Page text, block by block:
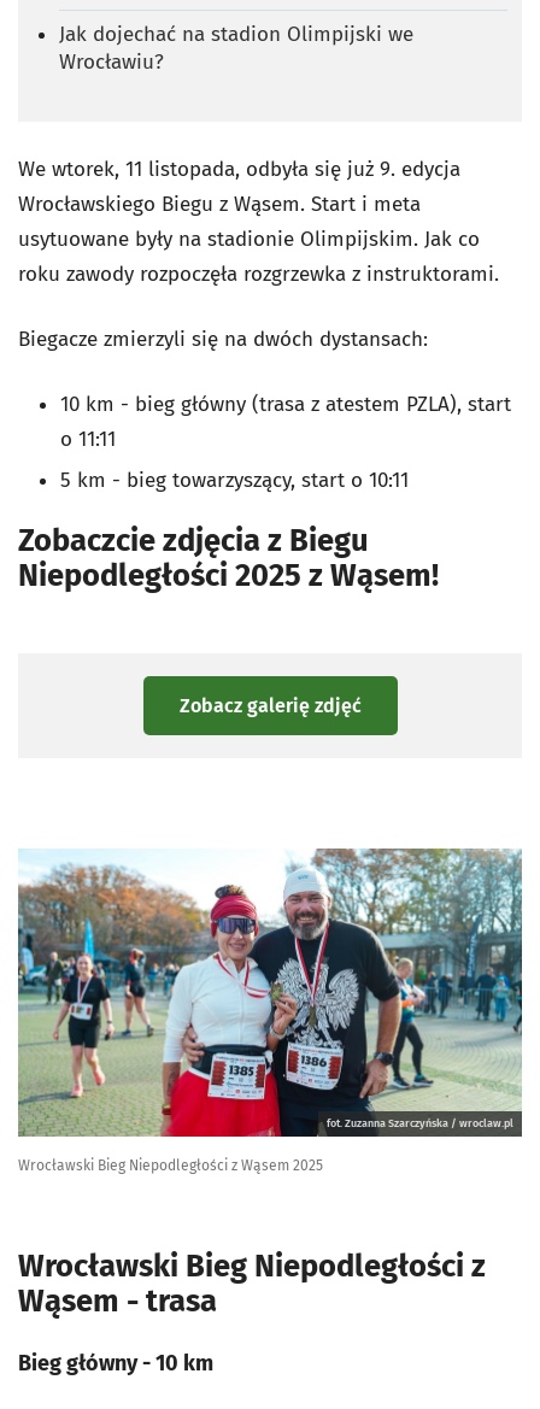
Jak dojechać na stadion Olimpijski we
Wrocławiu?
We wtorek, 11 listopada, odbyła się już 9. edycja
Wrocławskiego Biegu z Wąsem. Start i meta
usytuowane były na stadionie Olimpijskim. Jak co
roku zawody rozpoczęła rozgrzewka z instruktorami.
Biegacze zmierzyli się na dwóch dystansach:
10 km - bieg główny (trasa z atestem PZLA), start
o 11:11
5 km - bieg towarzyszący, start o 10:11
Zobaczcie zdjęcia z Biegu
Niepodległości 2025 z Wąsem!
Zobacz galerię zdjęć
fot. Zuzanna Szarczyńska / wroclaw.pl
Wrocławski Bieg Niepodległości z Wąsem 2025
Wrocławski Bieg Niepodległości z
Wąsem - trasa
Bieg główny - 10 km